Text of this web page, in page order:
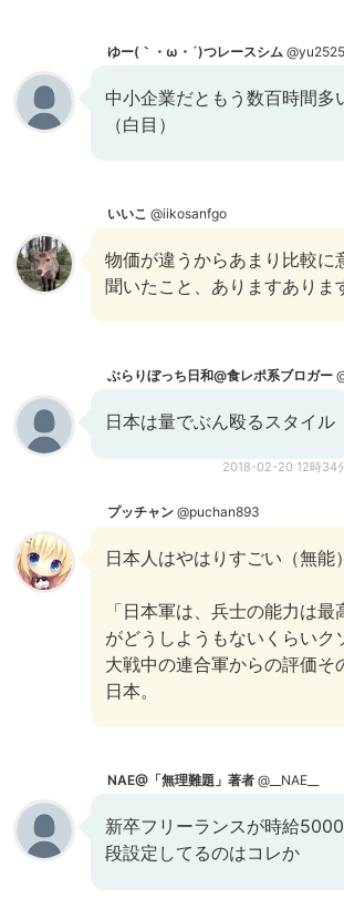
ゆー(｀・ω・´)つレースシム
中小企業だともう数百時間多
（白目）
いいこ @iikosanfgo
物価が違うからあまり比較に
聞いたこと、ありますありま
ぶらりぼっち日和@食レポ系ブロガー
日本は量でぶん殴るスタイル
2018-02-20 12時34
プッチャン @puchan893
日本人はやはりすごい（無能
「日本軍は、兵士の能力は
がどうしようもないくらいク
大戦中の連合軍からの評価そ
日本。
NAE@「無理難題」著者 @__NAE__
新卒フリーランスが時給
段設定してるのはコレか